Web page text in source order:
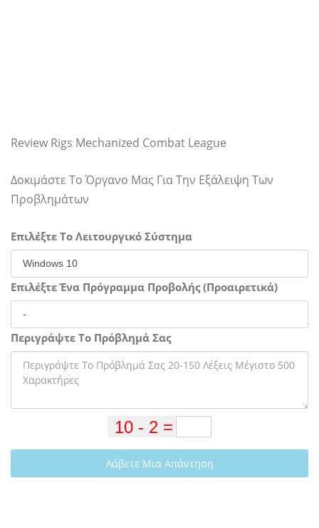
Review Rigs Mechanized Combat League
Δοκιμάστε Το Όργανο Μας Για Την Εξάλειψη Των
Προβλημάτων
Επιλέξτε Το Λειτουργικό Σύστημα
Επιλέξτε Ένα Πρόγραμμα Προβολής (Προαιρετικά)
Περιγράψτε Το Πρόβλημά Σας
Λάβετε Μια Απάντηση